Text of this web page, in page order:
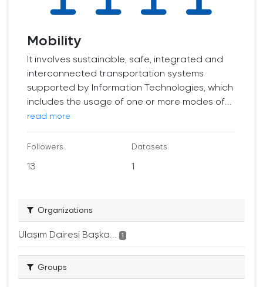
Mobility
It involves sustainable, safe, integrated and
interconnected transportation systems
supported by Information Technologies, which
includes the usage of one or more modes of...
read more
Followers
13
Datasets
1
Organizations
Ulaşım Dairesi Başka... 1
Groups